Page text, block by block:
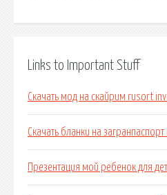
Links to Important Stuff
Скачать мод на скайрим rusort
Скачать бланки на
Презентация мой ребенок для